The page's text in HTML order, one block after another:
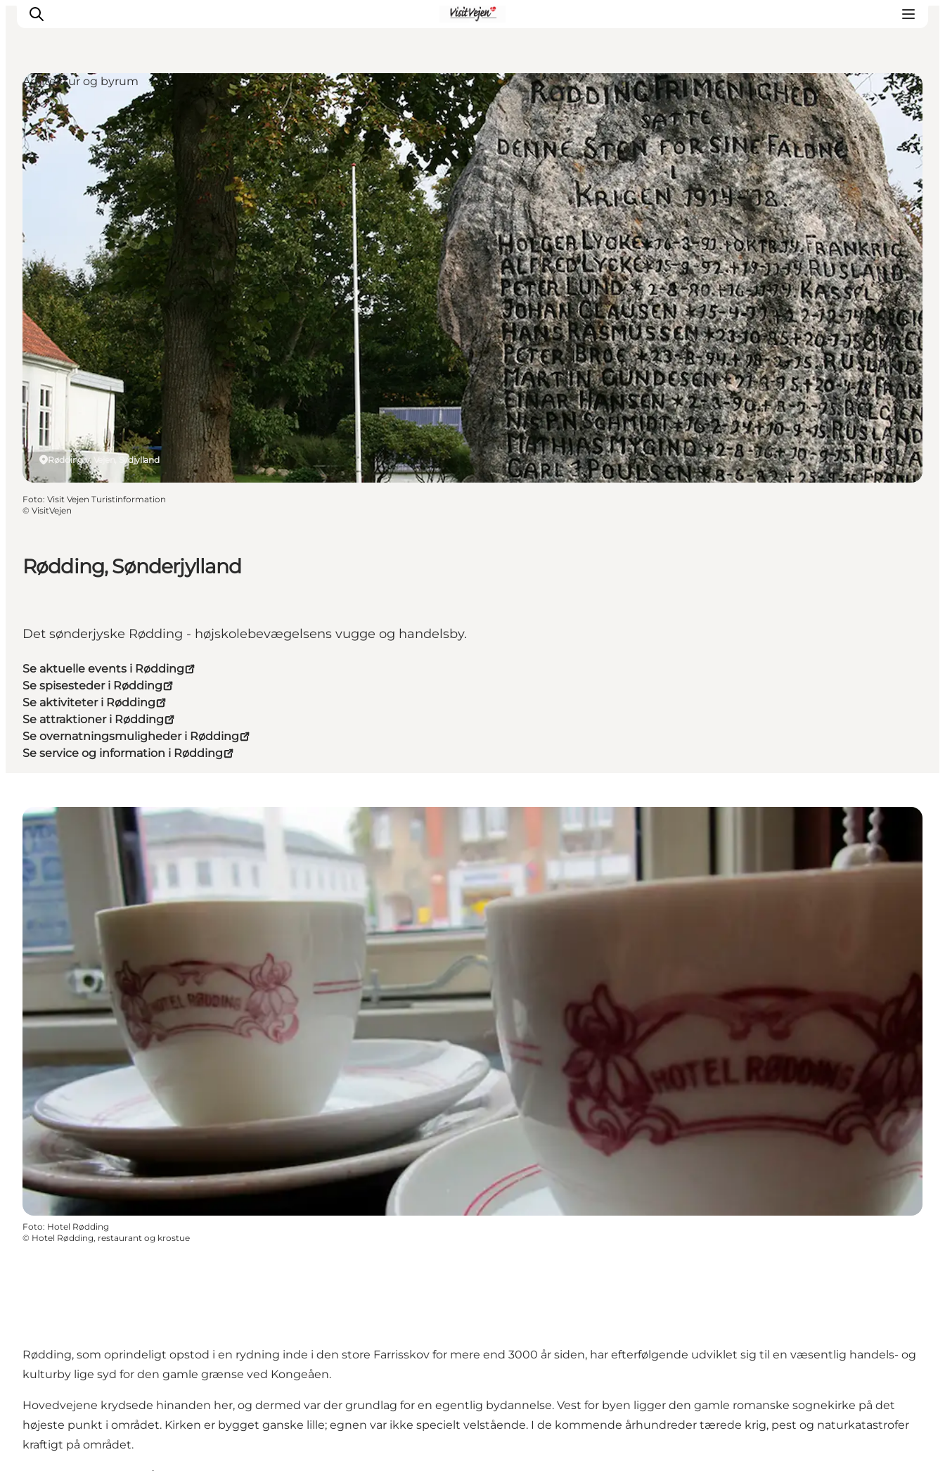
Spise
Sove
Natur
Se og oplev
Rødding, Sønderjylland
Det sønderjyske Rødding - højskolebevægelsens vugge og handelsby.
Se aktuelle events i Rødding
Se spisesteder i Rødding
Se aktiviteter i Rødding
Se attraktioner i Rødding
Se overnatningsmuligheder i Rødding
Se service og information i Rødding
Rødding v. Vejen, Sydjylland
Arkitektur og byrum
Foto: Visit Vejen Turistinformation
© VisitVejen
Foto: Hotel Rødding
© Hotel Rødding, restaurant og krostue
Rødding, som oprindeligt opstod i en rydning inde i den store Farrisskov for mere end 3000 år siden, har efterfølgende udviklet sig til en væsentlig handels- og
kulturby lige syd for den gamle grænse ved Kongeåen.
Hovedvejene krydsede hinanden her, og dermed var der grundlag for en egentlig bydannelse. Vest for byen ligger den gamle romanske sognekirke på det
højeste punkt i området. Kirken er bygget ganske lille; egnen var ikke specielt velstående. I de kommende århundreder tærede krig, pest og naturkatastrofer
kraftigt på området.